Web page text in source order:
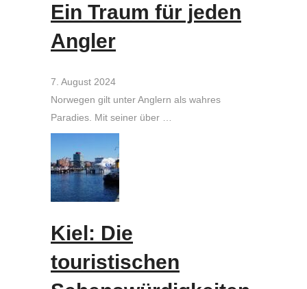
Ein Traum für jeden
Angler
7. August 2024
Norwegen gilt unter Anglern als wahres
Paradies. Mit seiner über …
Kiel: Die
touristischen